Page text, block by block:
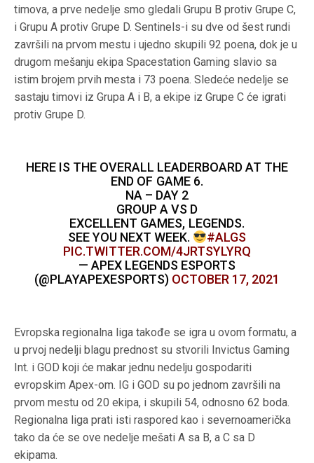
timova, a prve nedelje smo gledali Grupu B protiv Grupe C,
i Grupu A protiv Grupe D. Sentinels-i su dve od šest rundi
završili na prvom mestu i ujedno skupili 92 poena, dok je u
drugom mešanju ekipa Spacestation Gaming slavio sa
istim brojem prvih mesta i 73 poena. Sledeće nedelje se
sastaju timovi iz Grupa A i B, a ekipe iz Grupe C će igrati
protiv Grupe D.
HERE IS THE OVERALL LEADERBOARD AT THE
END OF GAME 6.
NA – DAY 2
GROUP A VS D
EXCELLENT GAMES, LEGENDS.
SEE YOU NEXT WEEK.
#ALGS
PIC.TWITTER.COM/4JRTSYLYRQ
— APEX LEGENDS ESPORTS
(@PLAYAPEXESPORTS) OCTOBER 17, 2021
Evropska regionalna liga takođe se igra u ovom formatu, a
u prvoj nedelji blagu prednost su stvorili Invictus Gaming
Int. i GOD koji će makar jednu nedelju gospodariti
evropskim Apex-om. IG i GOD su po jednom završili na
prvom mestu od 20 ekipa, i skupili 54, odnosno 62 boda.
Regionalna liga prati isti raspored kao i severnoamerička
tako da će se ove nedelje mešati A sa B, a C sa D
ekipama.